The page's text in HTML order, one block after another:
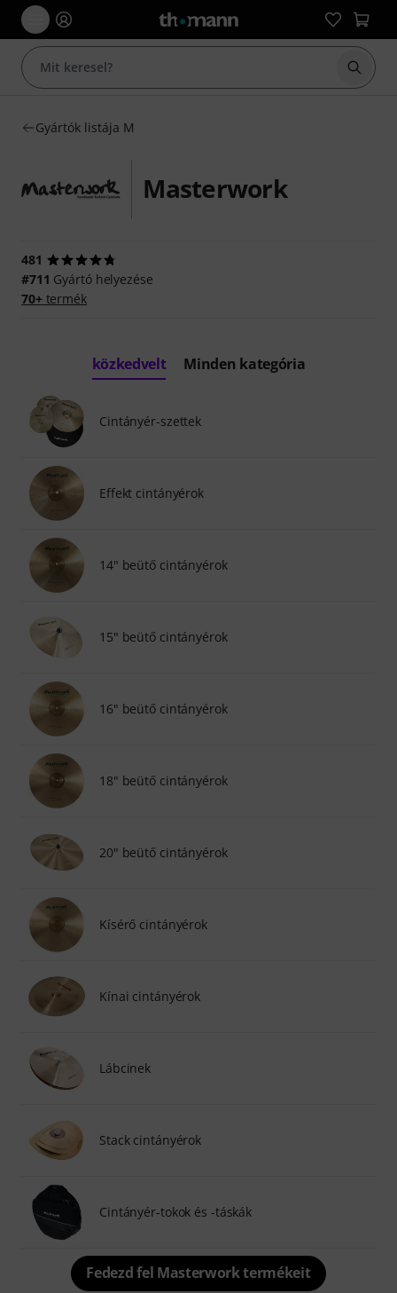
Gyártók listája M
Masterwork
481
#711 Gyártó helyezése
70+termék
közkedvelt Minden kategória
Cintányér-szettek
Effekt cintányérok
14" beütő cintányérok
15" beütő cintányérok
16" beütő cintányérok
18" beütő cintányérok
20" beütő cintányérok
Kísérő cintányérok
Kínai cintányérok
Lábcinek
Stack cintányérok
Cintányér-tokok és -táskák
Fedezd fel Masterwork termékeit